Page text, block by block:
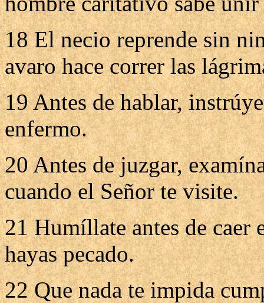
18 El necio reprende sin
avaro hace correr las
19 Antes de hablar,
enfermo.
20 Antes de juzgar,
cuando el Señor te visite.
21 Humíllate antes de caer
hayas pecado.
22 Que nada te impida